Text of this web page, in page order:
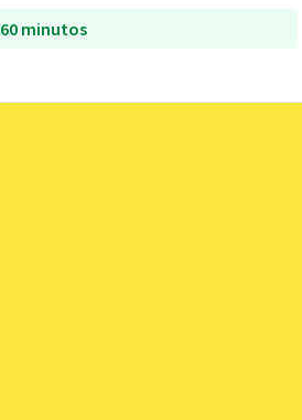
minutos